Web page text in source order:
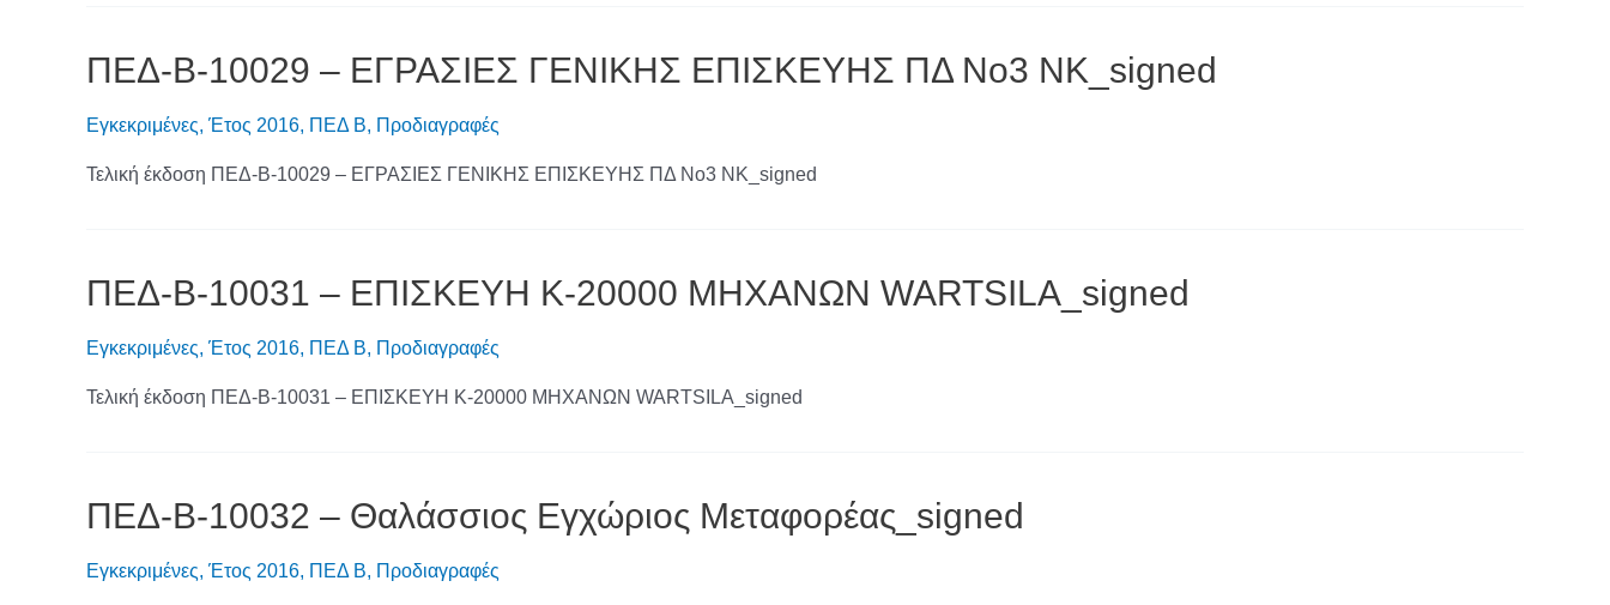
ΠΕΔ-Β-10029 – ΕΓΡΑΣΙΕΣ ΓΕΝΙΚΗΣ ΕΠΙΣΚΕΥΗΣ ΠΔ Νο3 ΝΚ_signed
Εγκεκριμένες, Έτος 2016, ΠΕΔ Β, Προδιαγραφές
Τελική έκδοση ΠΕΔ-Β-10029 – ΕΓΡΑΣΙΕΣ ΓΕΝΙΚΗΣ ΕΠΙΣΚΕΥΗΣ ΠΔ Νο3 ΝΚ_signed
ΠΕΔ-Β-10031 – ΕΠΙΣΚΕΥΗ Κ-20000 ΜΗΧΑΝΩΝ WARTSILA_signed
Εγκεκριμένες, Έτος 2016, ΠΕΔ Β, Προδιαγραφές
Τελική έκδοση ΠΕΔ-Β-10031 – ΕΠΙΣΚΕΥΗ Κ-20000 ΜΗΧΑΝΩΝ WARTSILA_signed
ΠΕΔ-Β-10032 – Θαλάσσιος Εγχώριος Μεταφορέας_signed
Εγκεκριμένες, Έτος 2016, ΠΕΔ Β, Προδιαγραφές